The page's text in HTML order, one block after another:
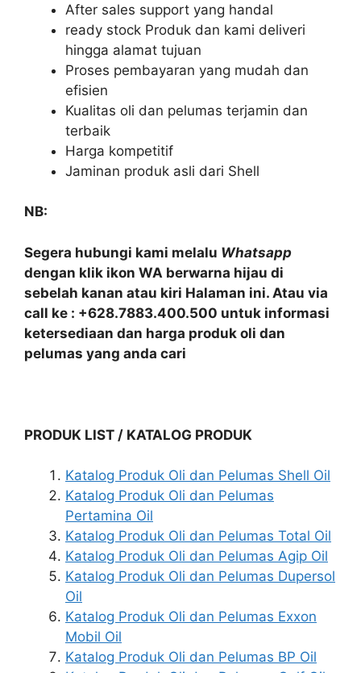
After sales support yang handal
ready stock Produk dan kami deliveri
hingga alamat tujuan
Proses pembayaran yang mudah dan
efisien
Kualitas oli dan pelumas terjamin dan
terbaik
Harga kompetitif
Jaminan produk asli dari Shell
NB:
Segera hubungi kami melalu Whatsapp
dengan klik ikon WA berwarna hijau di
sebelah kanan atau kiri Halaman ini. Atau via
call ke : +628.7883.400.500 untuk informasi
ketersediaan dan harga produk oli dan
pelumas yang anda cari
PRODUK LIST / KATALOG PRODUK
Katalog Produk Oli dan Pelumas Shell Oil
Katalog Produk Oli dan Pelumas
Pertamina Oil
Katalog Produk Oli dan Pelumas Total Oil
Katalog Produk Oli dan Pelumas Agip Oil
Katalog Produk Oli dan Pelumas Dupersol
Oil
Katalog Produk Oli dan Pelumas Exxon
Mobil Oil
Katalog Produk Oli dan Pelumas BP Oil